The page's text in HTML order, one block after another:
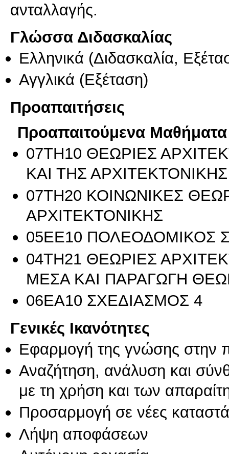
ανταλλαγής.
Γλώσσα Διδασκαλίας
Ελληνικά (Διδασκαλία,
Αγγλικά (Εξέταση)
Προαπαιτήσεις
Προαπαιτούμενα Μαθήματα
07TH10 ΘΕΩΡΙΕΣ
ΚΑΙ ΤΗΣ ΑΡΧΙΤΕΚΤΟΝΙΚΗΣ
07TH20 ΚΟΙΝΩΝΙΚΕΣ
ΑΡΧΙΤΕΚΤΟΝΙΚΗΣ
05EE10 ΠΟΛΕΟΔΟΜΙΚΟΣ
04TH21 ΘΕΩΡΙΕΣ
ΜΕΣΑ ΚΑΙ ΠΑΡΑΓΩΓΗ
06EA10 ΣΧΕΔΙΑΣΜΟΣ 4
Γενικές Ικανότητες
Εφαρμογή της γνώσης στην
Αναζήτηση, ανάλυση και
με τη χρήση και των
Προσαρμογή σε νέες
Λήψη αποφάσεων